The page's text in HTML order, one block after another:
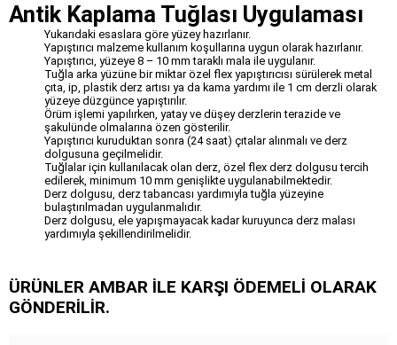
Antik Kaplama Tuğlası Uygulaması
Yukarıdaki esaslara göre yüzey hazırlanır.
Yapıştırıcı malzeme kullanım koşullarına uygun olarak hazırlanır.
Yapıştırıcı, yüzeye 8 – 10 mm taraklı mala ile uygulanır.
Tuğla arka yüzüne bir miktar özel flex yapıştırıcısı sürülerek metal
çıta, ip, plastik derz artısı ya da kama yardımı ile 1 cm derzli olarak
yüzeye düzgünce yapıştırılır.
Örüm işlemi yapılırken, yatay ve düşey derzlerin terazide ve
şakulünde olmalarına özen gösterilir.
Yapıştırıcı kuruduktan sonra (24 saat) çıtalar alınmalı ve derz
dolgusuna geçilmelidir.
Tuğlalar için kullanılacak olan derz, özel flex derz dolgusu tercih
edilerek, minimum 10 mm genişlikte uygulanabilmektedir.
Derz dolgusu, derz tabancası yardımıyla tuğla yüzeyine
bulaştırılmadan uygulanmalıdır.
Derz dolgusu, ele yapışmayacak kadar kuruyunca derz malası
yardımıyla şekillendirilmelidir.
ÜRÜNLER AMBAR İLE KARŞI ÖDEMELİ OLARAK
GÖNDERİLİR.